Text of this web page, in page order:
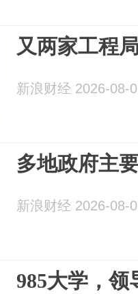
又两家工程
新浪财经 2026-08-
多地政府主
新浪财经 2026-08-
985大学，领